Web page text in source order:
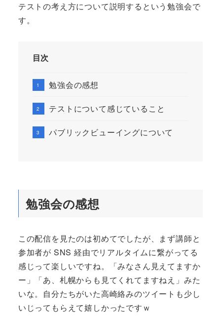
テストの考え方について説明するという勉強会で
す。
目次
勉強会の感想
テストについて感じていること
パブリックビューイングについて
勉強会の感想
この配信を見たのは初めてでしたが、まず講師と
参加者が SNS 経由でリアルタイムに繋がってる
感じって楽しいですね。「みなさん見えてますか
ー」「あ、札幌からも見てくれてますねえ」みた
いな。自分たちがいた高崎絡みのツイートも少し
いじってもらえて嬉しかったですｗ